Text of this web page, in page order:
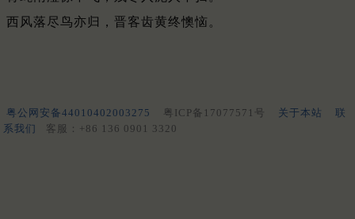
西风落尽鸟亦归，晋客齿黄终懊恼。
粤公网安备44010402003275 粤ICP备17077571号 关于本站
联
系我们
客服：+86 136 0901 3320